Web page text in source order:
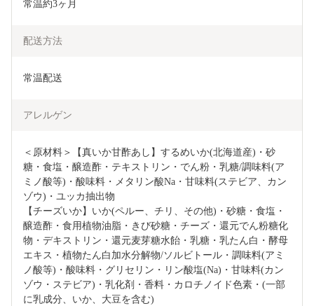
常温約3ヶ月
配送方法
常温配送
アレルゲン
＜原材料＞【真いか甘酢あし】するめいか(北海道産)・砂
糖・食塩・醸造酢・テキストリン・でん粉・乳糖/調味料(ア
ミノ酸等)・酸味料・メタリン酸Na・甘味料(ステビア、カン
ゾウ)・ユッカ抽出物
【チーズいか】いか(ペルー、チリ、その他)・砂糖・食塩・
醸造酢・食用植物油脂・きび砂糖・チーズ・還元でん粉糖化
物・デキストリン・還元麦芽糖水飴・乳糖・乳たん白・酵母
エキス・植物たん白加水分解物/ソルビトール・調味料(アミ
ノ酸等)・酸味料・グリセリン・リン酸塩(Na)・甘味料(カン
ゾウ・ステビア)・乳化剤・香料・カロチノイド色素・(一部
に乳成分、いか、大豆を含む)